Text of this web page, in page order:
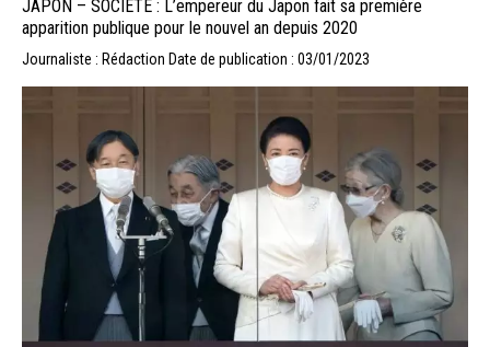
JAPON – SOCIÉTÉ : L’empereur du Japon fait sa première
apparition publique pour le nouvel an depuis 2020
Journaliste : Rédaction Date de publication : 03/01/2023